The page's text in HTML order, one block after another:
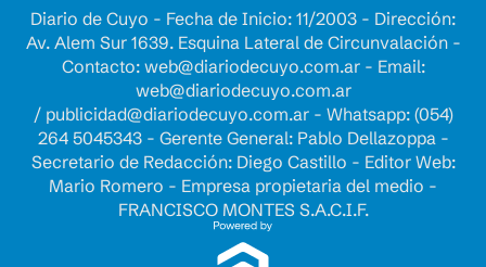
Diario de Cuyo - Fecha de Inicio: 11/2003 - Dirección:
Av. Alem Sur 1639. Esquina Lateral de Circunvalación -
Contacto: web@diariodecuyo.com.ar- Email:
web@diariodecuyo.com.ar
/ publicidad@diariodecuyo.com.ar- Whatsapp: (054)
264 5045343 - Gerente General: Pablo Dellazoppa -
Secretario de Redacción: Diego Castillo - Editor Web:
Mario Romero - Empresa propietaria del medio -
FRANCISCO MONTES S.A.C.I.F.